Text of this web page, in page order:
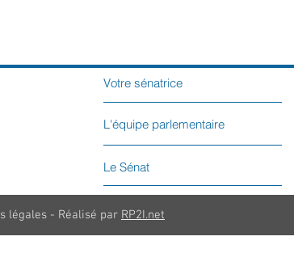
Votre sénatrice
L'équipe parlementaire
Le Sénat
légales - Réalisé par RP2I.net